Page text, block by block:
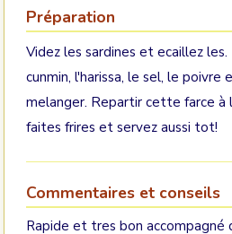
Préparation
Videz les sardines et ecaillez
cunmin, l'harissa, le sel, le poivre
melanger. Repartir cette farce à
faites frires et servez aussi tot!
Commentaires et conseils
Rapide et tres bon accompagné